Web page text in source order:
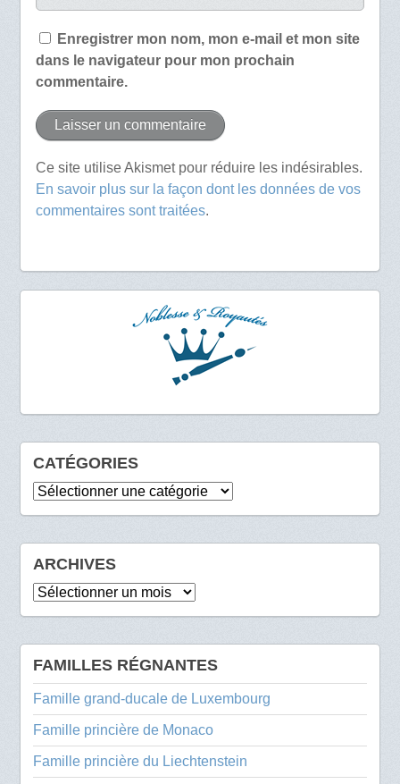
Enregistrer mon nom, mon e-mail et mon site
dans le navigateur pour mon prochain
commentaire.
Ce site utilise Akismet pour réduire les indésirables.
En savoir plus sur la façon dont les données de vos
commentaires sont traitées.
CATÉGORIES
Catégories
ARCHIVES
Archives
FAMILLES RÉGNANTES
Famille grand-ducale de Luxembourg
Famille princière de Monaco
Famille princière du Liechtenstein